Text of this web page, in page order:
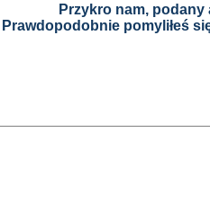
Przykro nam, podany
Prawdopodobnie pomyliłeś